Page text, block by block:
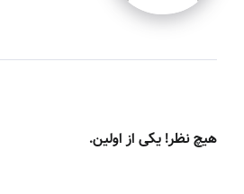
هیچ نظر! یکی از اولین.